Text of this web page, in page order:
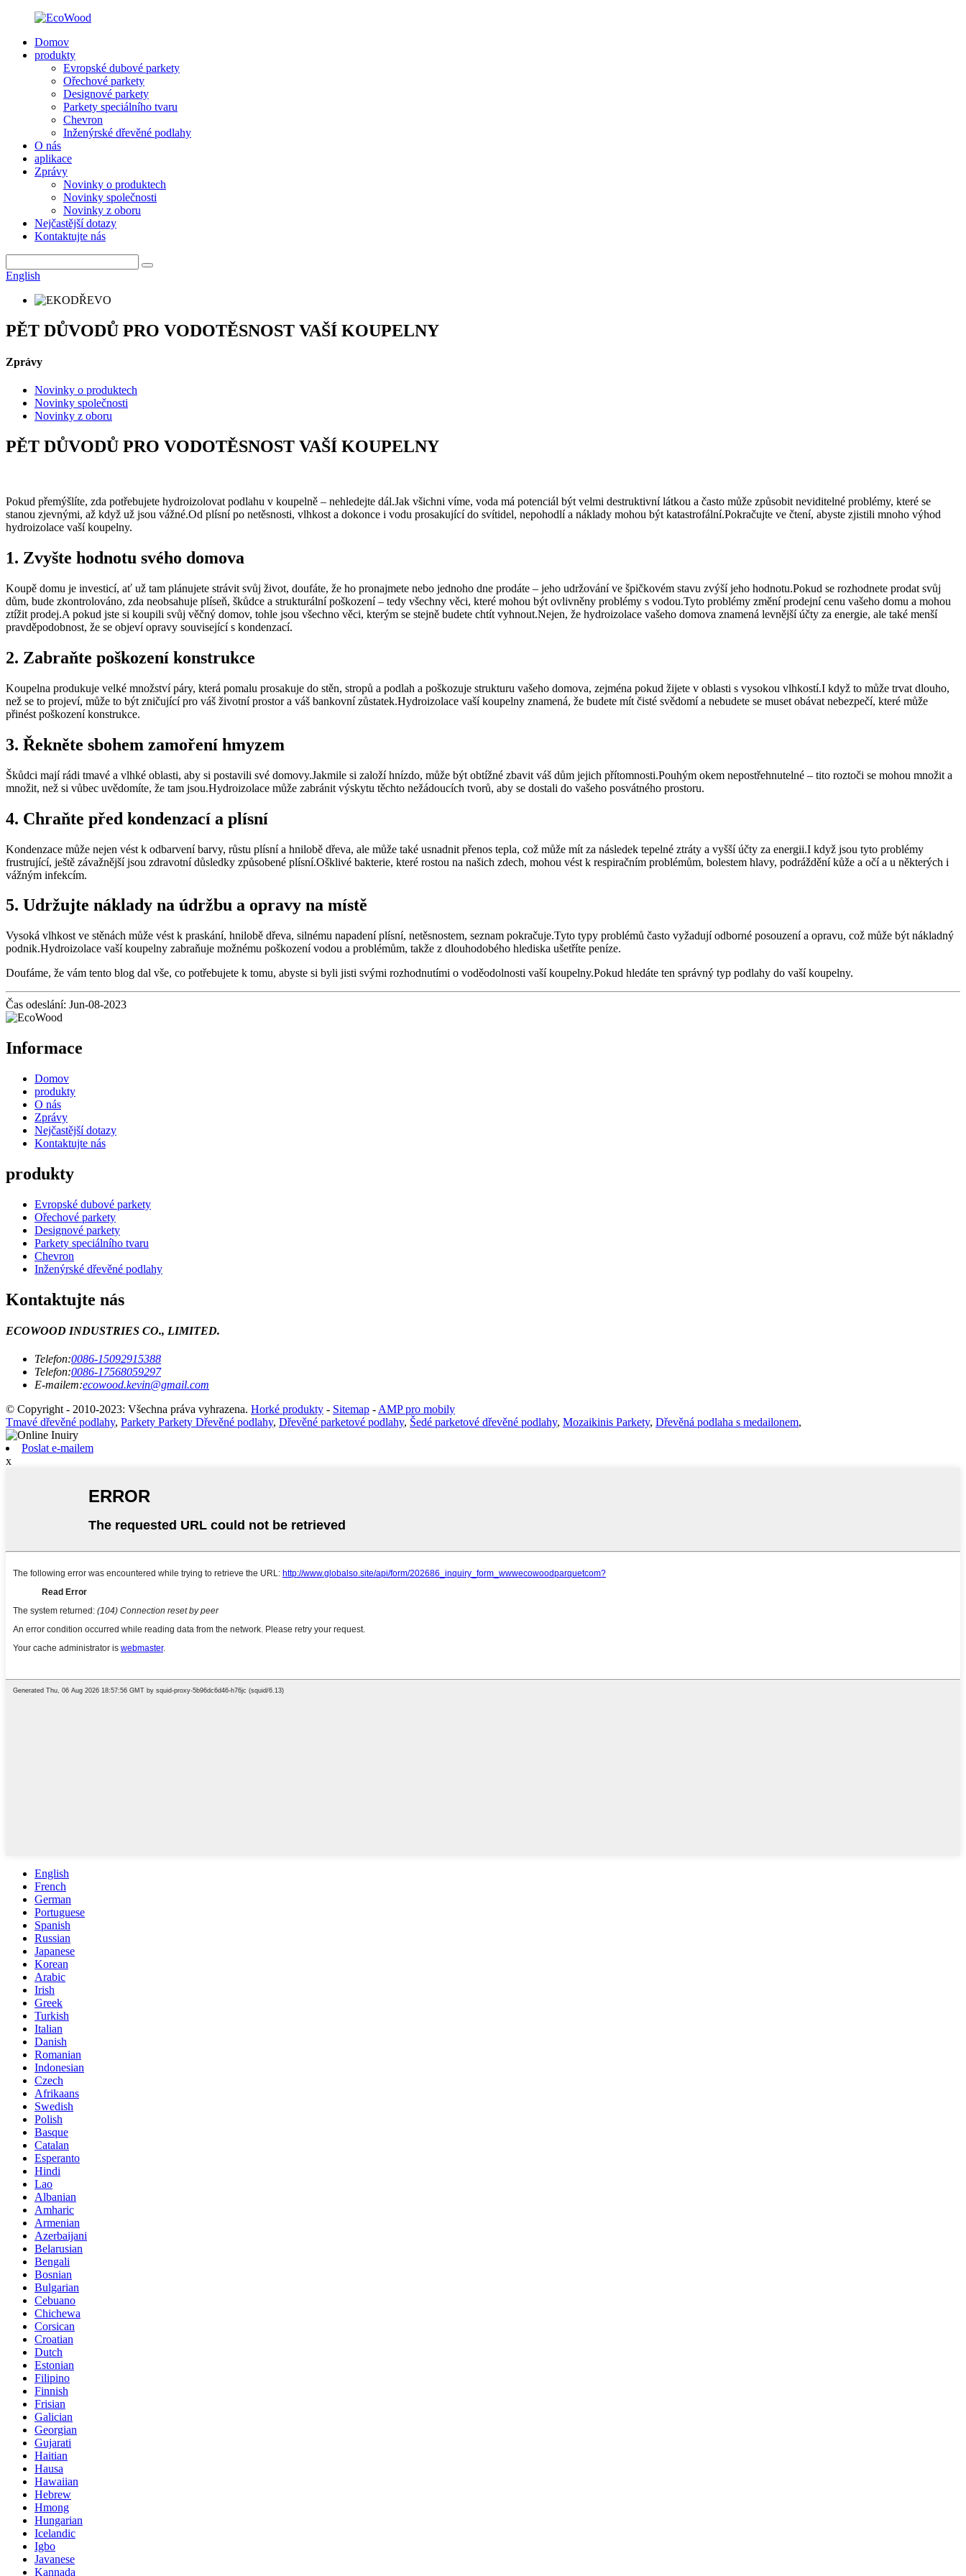
Domov
produkty
Evropské dubové parkety
Ořechové parkety
Designové parkety
Parkety speciálního tvaru
Chevron
Inženýrské dřevěné podlahy
O nás
aplikace
Zprávy
Novinky o produktech
Novinky společnosti
Novinky z oboru
Nejčastější dotazy
Kontaktujte nás
English
PĚT DŮVODŮ PRO VODOTĚSNOST VAŠÍ KOUPELNY
Zprávy
Novinky o produktech
Novinky společnosti
Novinky z oboru
PĚT DŮVODŮ PRO VODOTĚSNOST VAŠÍ KOUPELNY
Pokud přemýšlíte, zda potřebujete hydroizolovat podlahu v koupelně – nehledejte dál.Jak všichni víme, voda má potenciál být velmi destruktivní látkou a často může způsobit neviditelné problémy, které se
stanou zjevnými, až když už jsou vážné.Od plísní po netěsnosti, vlhkost a dokonce i vodu prosakující do svítidel, nepohodlí a náklady mohou být katastrofální.Pokračujte ve čtení, abyste zjistili mnoho výhod
hydroizolace vaší koupelny.
1. Zvyšte hodnotu svého domova
Koupě domu je investicí, ať už tam plánujete strávit svůj život, doufáte, že ho pronajmete nebo jednoho dne prodáte – jeho udržování ve špičkovém stavu zvýší jeho hodnotu.Pokud se rozhodnete prodat svůj
dům, bude zkontrolováno, zda neobsahuje plíseň, škůdce a strukturální poškození – tedy všechny věci, které mohou být ovlivněny problémy s vodou.Tyto problémy změní prodejní cenu vašeho domu a mohou
ztížit prodej.A pokud jste si koupili svůj věčný domov, tohle jsou všechno věci, kterým se stejně budete chtít vyhnout.Nejen, že hydroizolace vašeho domova znamená levnější účty za energie, ale také menší
pravděpodobnost, že se objeví opravy související s kondenzací.
2. Zabraňte poškození konstrukce
Koupelna produkuje velké množství páry, která pomalu prosakuje do stěn, stropů a podlah a poškozuje strukturu vašeho domova, zejména pokud žijete v oblasti s vysokou vlhkostí.I když to může trvat dlouho,
než se to projeví, může to být zničující pro váš životní prostor a váš bankovní zůstatek.Hydroizolace vaší koupelny znamená, že budete mít čisté svědomí a nebudete se muset obávat nebezpečí, které může
přinést poškození konstrukce.
3. Řekněte sbohem zamoření hmyzem
Škůdci mají rádi tmavé a vlhké oblasti, aby si postavili své domovy.Jakmile si založí hnízdo, může být obtížné zbavit váš dům jejich přítomnosti.Pouhým okem nepostřehnutelné – tito roztoči se mohou množit a
množit, než si vůbec uvědomíte, že tam jsou.Hydroizolace může zabránit výskytu těchto nežádoucích tvorů, aby se dostali do vašeho posvátného prostoru.
4. Chraňte před kondenzací a plísní
Kondenzace může nejen vést k odbarvení barvy, růstu plísní a hnilobě dřeva, ale může také usnadnit přenos tepla, což může mít za následek tepelné ztráty a vyšší účty za energii.I když jsou tyto problémy
frustrující, ještě závažnější jsou zdravotní důsledky způsobené plísní.Ošklivé bakterie, které rostou na našich zdech, mohou vést k respiračním problémům, bolestem hlavy, podráždění kůže a očí a u některých i
vážným infekcím.
5. Udržujte náklady na údržbu a opravy na místě
Vysoká vlhkost ve stěnách může vést k praskání, hnilobě dřeva, silnému napadení plísní, netěsnostem, seznam pokračuje.Tyto typy problémů často vyžadují odborné posouzení a opravu, což může být nákladný
podnik.Hydroizolace vaší koupelny zabraňuje možnému poškození vodou a problémům, takže z dlouhodobého hlediska ušetříte peníze.
Doufáme, že vám tento blog dal vše, co potřebujete k tomu, abyste si byli jisti svými rozhodnutími o voděodolnosti vaší koupelny.Pokud hledáte ten správný typ podlahy do vaší koupelny.
Čas odeslání: Jun-08-2023
Informace
Domov
produkty
O nás
Zprávy
Nejčastější dotazy
Kontaktujte nás
produkty
Evropské dubové parkety
Ořechové parkety
Designové parkety
Parkety speciálního tvaru
Chevron
Inženýrské dřevěné podlahy
Kontaktujte nás
ECOWOOD INDUSTRIES CO., LIMITED.
Telefon:0086-15092915388
Telefon:0086-17568059297
E-mailem:ecowood.kevin@gmail.com
© Copyright - 2010-2023: Všechna práva vyhrazena. Horké produkty - Sitemap - AMP pro mobily
Tmavé dřevěné podlahy, Parkety Parkety Dřevěné podlahy, Dřevěné parketové podlahy, Šedé parketové dřevěné podlahy, Mozaikinis Parkety, Dřevěná podlaha s medailonem,
Poslat e-mailem
x
English
French
German
Portuguese
Spanish
Russian
Japanese
Korean
Arabic
Irish
Greek
Turkish
Italian
Danish
Romanian
Indonesian
Czech
Afrikaans
Swedish
Polish
Basque
Catalan
Esperanto
Hindi
Lao
Albanian
Amharic
Armenian
Azerbaijani
Belarusian
Bengali
Bosnian
Bulgarian
Cebuano
Chichewa
Corsican
Croatian
Dutch
Estonian
Filipino
Finnish
Frisian
Galician
Georgian
Gujarati
Haitian
Hausa
Hawaiian
Hebrew
Hmong
Hungarian
Icelandic
Igbo
Javanese
Kannada